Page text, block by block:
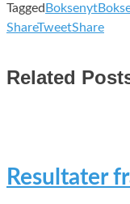
Tagged Boksenyt
ShareTweetShare
Related
Resultater